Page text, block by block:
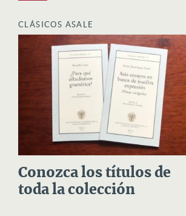
CLÁSICOS ASALE
Conozca los títulos de
toda la colección